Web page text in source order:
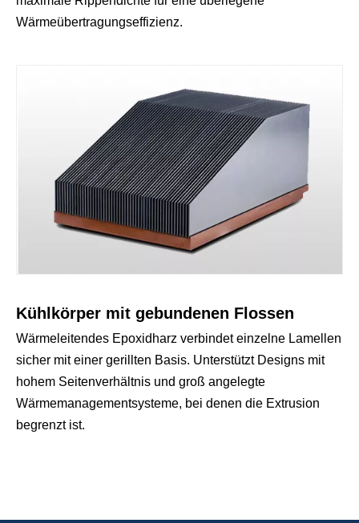
Wärmeübertragungseffizienz.
Kühlkörper mit gebundenen Flossen
Wärmeleitendes Epoxidharz verbindet einzelne Lamellen
sicher mit einer gerillten Basis. Unterstützt Designs mit
hohem Seitenverhältnis und groß angelegte
Wärmemanagementsysteme, bei denen die Extrusion
begrenzt ist.